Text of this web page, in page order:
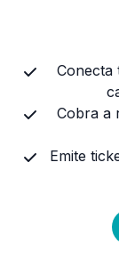
Conecta
Cobra a
Emite